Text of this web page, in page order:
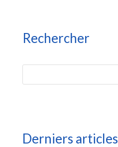
Rechercher
Derniers articles